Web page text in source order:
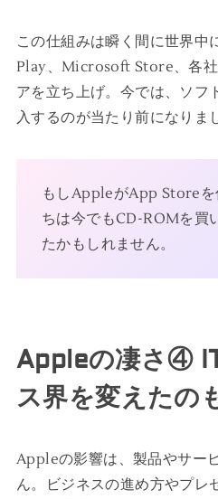
この仕組みは瞬く間に世界
Play、Microsoft Store、各社
アを立ち上げ。今では、ソフ
入するのが当たり前になりま
もしAppleがApp Storeを
ちは今でもCD-ROMを買
たかもしれません。
Appleの凄さ④
ス界を変えたの
Appleの影響は、製品やサー
ん。ビジネスの進め方やプレ